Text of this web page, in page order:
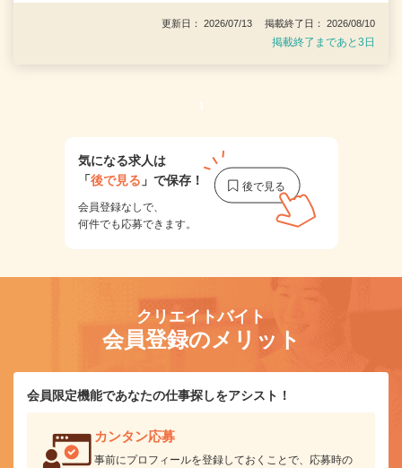
更新日： 2026/07/13 掲載終了日： 2026/08/10
掲載終了まであと3日
1
気になる求人は
「後で見る 」で保存！
会員登録なしで、
何件でも応募できます。
クリエイトバイト
会員登録のメリット
会員限定機能であなたの仕事探しをアシスト！
カンタン応募
事前にプロフィールを登録しておくことで、応募時の